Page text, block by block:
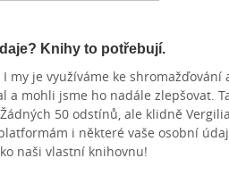
Knihy to potřebují.
my je využíváme ke shromažďování
mohli jsme ho nadále zlepšovat.
50 odstínů, ale klidně
i některé vaše osobní
naši vlastní knihovnu!